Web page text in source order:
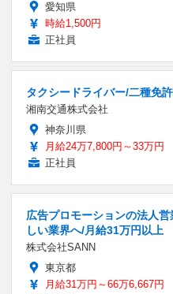
愛知県
時給1,500円
正社員
タクシードライバー/二種免
湘南交通株式会社
神奈川県
月給24万7,800円～33万円
正社員
広告プロモーションの法人
しい業界へ/月給31万円以上
株式会社SANN
東京都
月給31万円～66万6,667円